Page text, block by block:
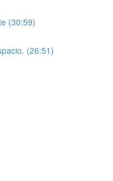
(30:59)
(26:51)